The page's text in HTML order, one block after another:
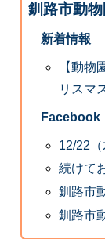
釧路市動物
新着情報
【動物
リスマ
Facebook
12/22（
続けて
釧路市
釧路市